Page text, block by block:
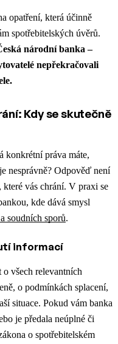
opatření, která účinně
spotřebitelských úvěrů.
národní banka –
nepřekračovali
Kdy se skutečně
konkrétní práva máte,
nesprávně? Odpověď není
vás chrání. V praxi se
kde dává smysl
soudních sporů.
informací
všech relevantních
o podmínkách splacení,
situace. Pokud vám banka
je předala neúplné či
o spotřebitelském